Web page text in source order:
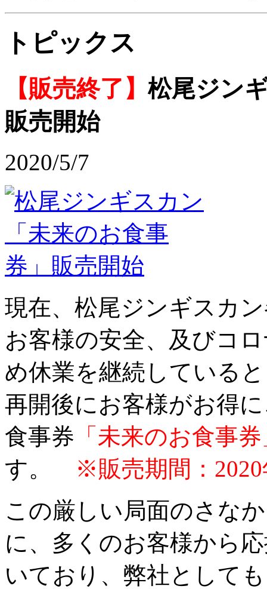
トピックス
【販売終了】松尾ジン
販売開始
2020/5/7
現在、松尾ジンギスカ
お客様の安全、及びコ
め休業を継続している
再開後にお客様がお得
食事券 「未来のお食事
す。
※販売期間：
この厳しい局面のさな
に、多くのお客様から
いており、弊社として